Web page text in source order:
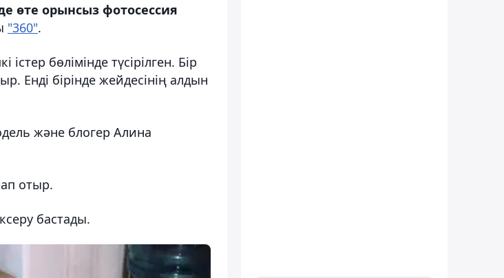
өте орынсыз фотосессия
"360".
бөлімінде түсірілген. Бір
Енді бірінде жейдесінің алдын
және блогер Алина
отыр.
бастады.